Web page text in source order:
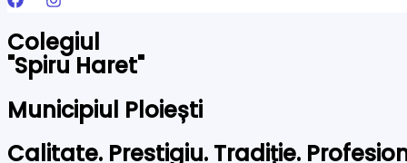
Colegiul
"Spiru Haret"
Municipiul Ploiești
Calitate. Prestigiu. Tradiție.